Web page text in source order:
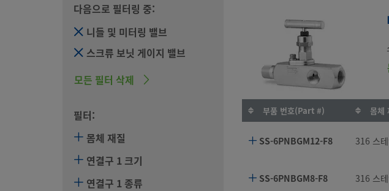
다음으로 필터링 중:
니들 및 미터링 밸브
스크류 보닛 게이지 밸브
모든 필터 삭제
필터:
몸체 재질
연결구 1 크기
연결구 1 종류
부품 번호(Part #) 몸체
SS-6PNBGM12-F8 316 스
SS-6PNBGM8-F8 316 스